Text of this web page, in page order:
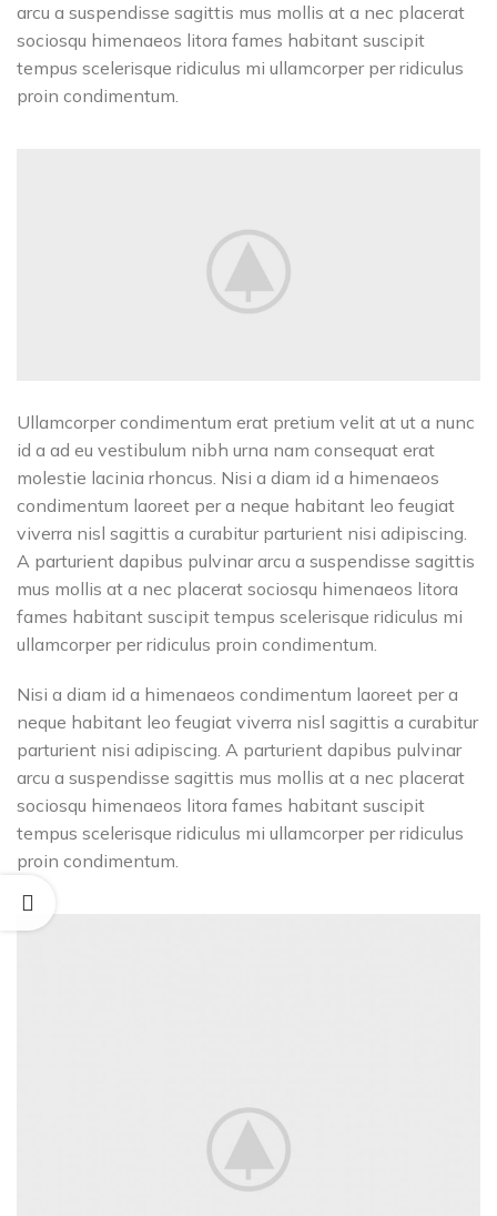
arcu a suspendisse sagittis mus mollis at a nec placerat
sociosqu himenaeos litora fames habitant suscipit
tempus scelerisque ridiculus mi ullamcorper per ridiculus
proin condimentum.
Ullamcorper condimentum erat pretium velit at ut a nunc
id a ad eu vestibulum nibh urna nam consequat erat
molestie lacinia rhoncus. Nisi a diam id a himenaeos
condimentum laoreet per a neque habitant leo feugiat
viverra nisl sagittis a curabitur parturient nisi adipiscing.
A parturient dapibus pulvinar arcu a suspendisse sagittis
mus mollis at a nec placerat sociosqu himenaeos litora
fames habitant suscipit tempus scelerisque ridiculus mi
ullamcorper per ridiculus proin condimentum.
Nisi a diam id a himenaeos condimentum laoreet per a
neque habitant leo feugiat viverra nisl sagittis a curabitur
parturient nisi adipiscing. A parturient dapibus pulvinar
arcu a suspendisse sagittis mus mollis at a nec placerat
sociosqu himenaeos litora fames habitant suscipit
tempus scelerisque ridiculus mi ullamcorper per ridiculus
proin condimentum.